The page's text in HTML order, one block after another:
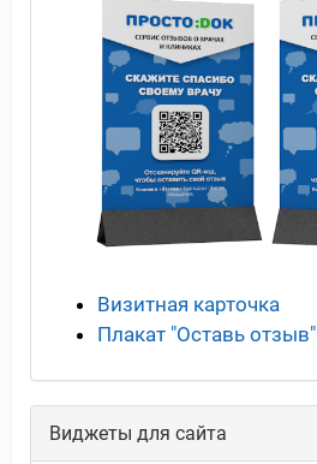
Визитная карточка
Плакат "Оставь отзыв"
Виджеты для сайта